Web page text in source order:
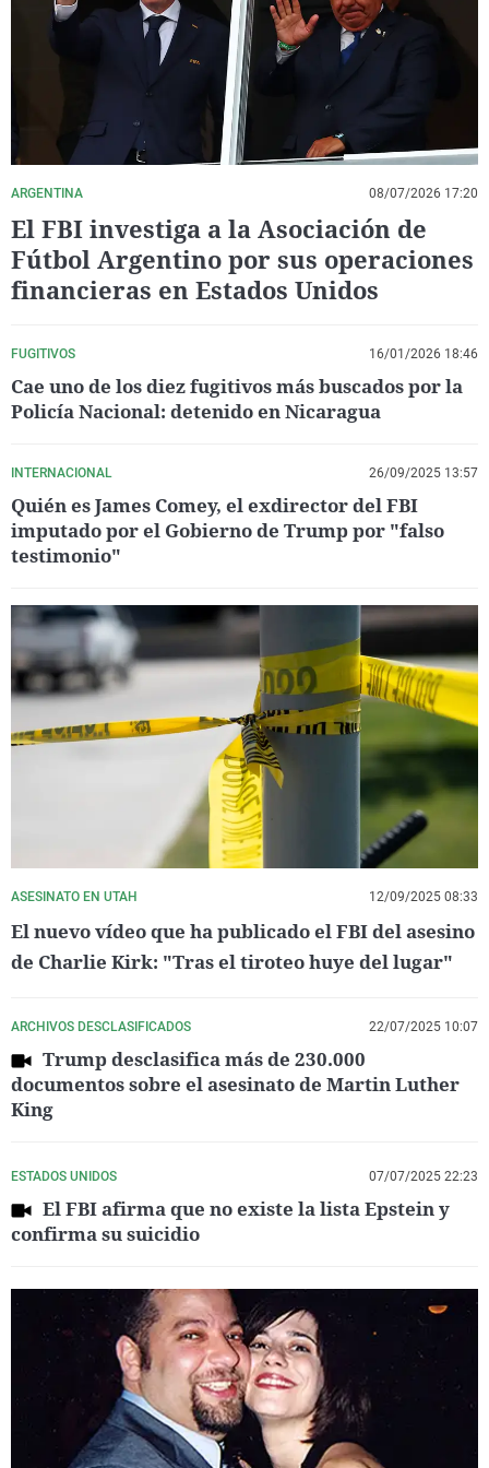
La rosa de los vientos
Gente viajera
Como el perro y el
Caso
Retornados
Equipo de
Operación Viuda
Extremadura
Galicia
Navarra
País Vasco
Virales
Televisión
Elecciones
ARGENTINA 08/07/2026 17:20
El FBI investiga a la Asociación de
Fútbol Argentino por sus operaciones
financieras en Estados Unidos
FUGITIVOS 16/01/2026 18:46
Cae uno de los diez fugitivos más buscados por la
Policía Nacional: detenido en Nicaragua
INTERNACIONAL 26/09/2025 13:57
Quién es James Comey, el exdirector del FBI
imputado por el Gobierno de Trump por "falso
testimonio"
ASESINATO EN UTAH 12/09/2025 08:33
El nuevo vídeo que ha publicado el FBI del asesino
de Charlie Kirk: "Tras el tiroteo huye del lugar"
ARCHIVOS DESCLASIFICADOS 22/07/2025 10:07
Trump desclasifica más de 230.000
documentos sobre el asesinato de Martin Luther
King
ESTADOS UNIDOS 07/07/2025 22:23
El FBI afirma que no existe la lista Epstein y
confirma su suicidio